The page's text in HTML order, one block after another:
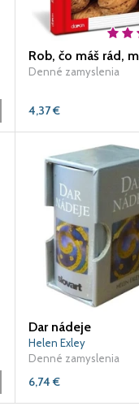
Denné zamyslenia
4,37€
Dar nádeje
Helen Exley
Denné zamyslenia
6,74 €